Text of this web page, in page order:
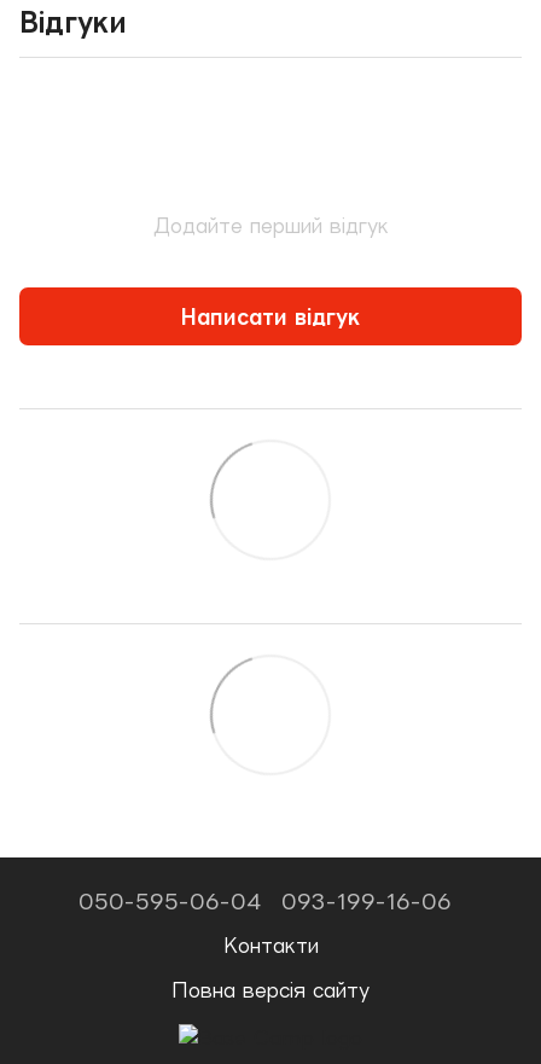
Відгуки
Додайте перший відгук
Написати відгук
050-595-06-04 093-199-16-06
Контакти
Повна версія сайту